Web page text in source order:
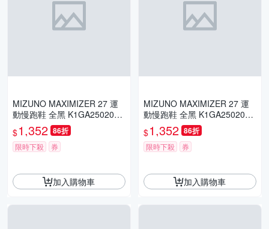
MIZUNO MAXIMIZER 27 運
動慢跑鞋 全黑 K1GA250209
男鞋
$1,352 86折
限時下殺 券
加入購物車
MIZUNO MAXIMIZER 27 運
動慢跑鞋 全黑 K1GA250209
女鞋
$1,352 86折
限時下殺 券
加入購物車